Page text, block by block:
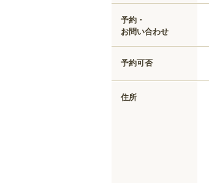
予約・
お問い合わせ
予約可否
住所